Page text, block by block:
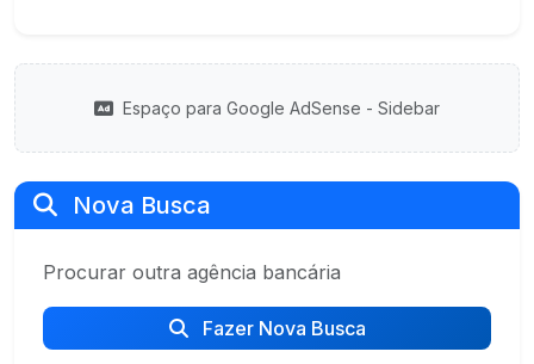
Espaço para Google AdSense - Sidebar
Nova Busca
Procurar outra agência bancária
Fazer Nova Busca